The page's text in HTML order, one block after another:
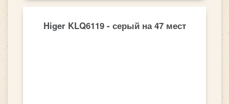
Higer KLQ6119 - серый на 47 мест